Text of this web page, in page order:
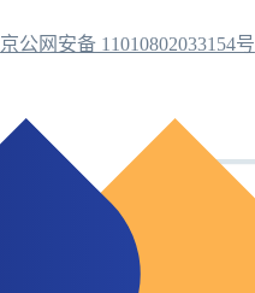
京公网安备 11010802033154号